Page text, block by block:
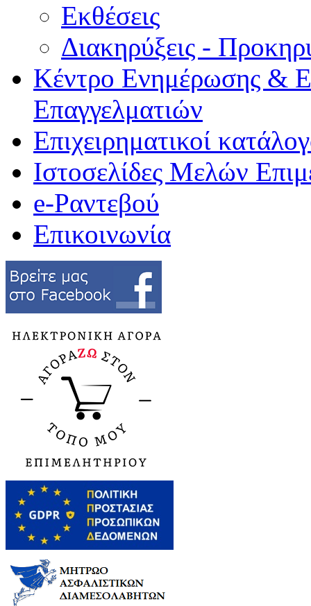
Εκθέσεις
Διακηρύξεις -
Κέντρο Ενημέρωσης &
Επαγγελματιών
Επιχειρηματικοί
Ιστοσελίδες Μελών
e-Ραντεβού
Επικοινωνία